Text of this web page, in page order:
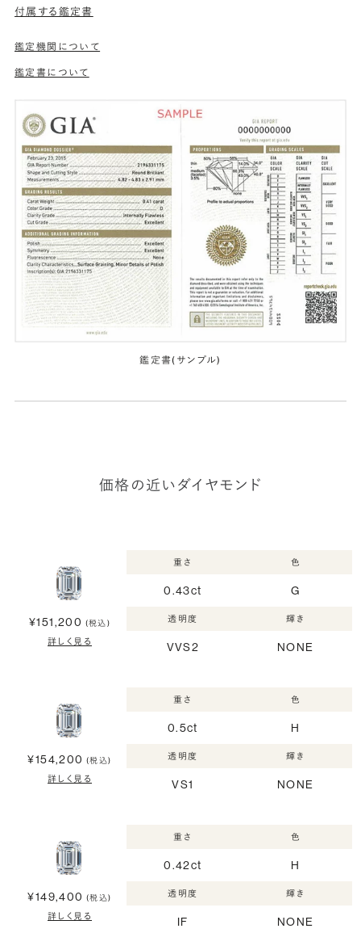
付属する鑑定書
鑑定機関について
鑑定書について
鑑定書(サンプル)
価格の近いダイヤモンド
¥151,200 (税込)
詳しく見る
重さ
0.43ct
色
G
透明度
VVS2
輝き
NONE
¥154,200 (税込)
詳しく見る
重さ
0.5ct
色
H
透明度
VS1
輝き
NONE
¥149,400 (税込)
詳しく見る
重さ
0.42ct
色
H
透明度
IF
輝き
NONE